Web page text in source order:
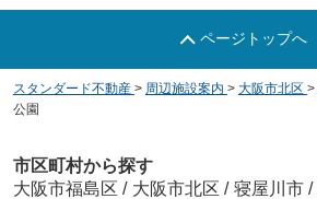
ページトップへ
スタンダード不動産 > 周辺施設案内 > 大阪市北区 >
公園
市区町村から探す
大阪市福島区 / 大阪市北区 / 寝屋川市 /